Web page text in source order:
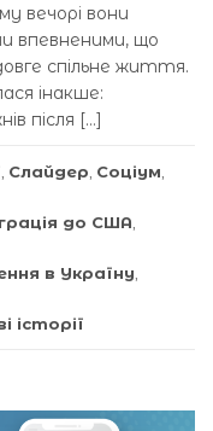
вечорі вони
впевненими, що
спільне життя.
інакше:
після […]
Слайдер Соціум
до США
в Україну
історії